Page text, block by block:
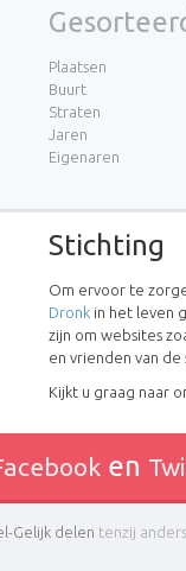
Plaatsen
Buurt
Straten
Jaren
Eigenaren
Stichting
Om ervoor te
Dronk in het leven
zijn om websites
en vrienden van de
Kijkt u graag naar
en
Gelijk delen tenzij